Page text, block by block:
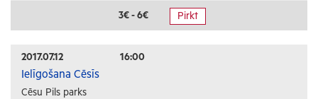
3€ - 6€ Pirkt
2017.07.12 16:00
Ielīgošana Cēsīs
Cēsu Pils parks